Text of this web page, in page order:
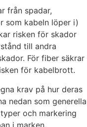
från spadar,
som kabeln löper i)
risken för skador
till andra
För fiber säkrar
för kabelbrott.
krav på hur deras
nedan som generella
och markering
i marken.